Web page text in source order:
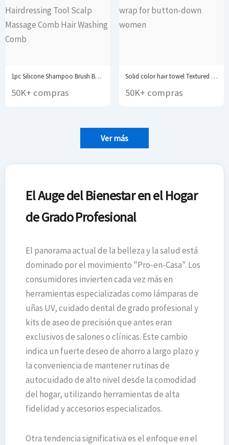
1pc Silicone Shampoo Brush Body Massage Brush Bath...
50K+ compras
Solid color hair towel Textured dry hair cap...
50K+ compras
Ver más
El Auge del Bienestar en el Hogar
de Grado Profesional
El panorama actual de la belleza y la salud está
dominado por el movimiento "Pro-en-Casa". Los
consumidores invierten cada vez más en
herramientas especializadas como lámparas de
uñas UV, cuidado dental de grado profesional y
kits de aseo de precisión que antes eran
exclusivos de salones o clínicas. Este cambio
indica un fuerte deseo de ahorro a largo plazo y
la conveniencia de mantener rutinas de
autocuidado de alto nivel desde la comodidad
del hogar, utilizando herramientas de alta
fidelidad y accesorios especializados.
Otra tendencia significativa es el enfoque en el